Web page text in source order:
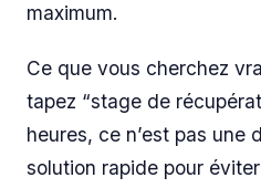
maximum.
Ce que vous cherchez
tapez “stage de
heures, ce n’est pas une
solution rapide pour